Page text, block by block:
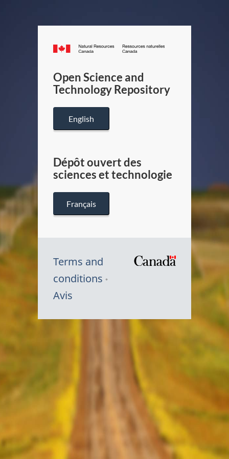
Canada.ca
/
Canada
Open Science and
Technology Repository
English
Dépôt ouvert des
sciences et technologie
Français
Terms and
conditions
Avis
Symbole
Canada